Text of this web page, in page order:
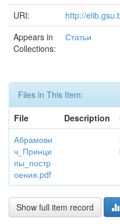
URI:
http://
Appears in
Collections:
Статьи
Files in This Item:
File
Description
Абрамови
ч_Принци
пы_постр
оения.pdf
Show full item record